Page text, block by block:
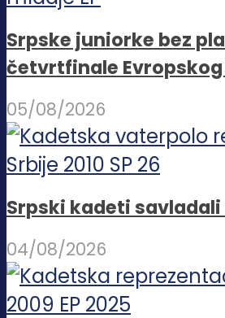
Srpske juniorke bez
četvrtfinale
05/08/2026
Srpski kadeti
04/08/2026